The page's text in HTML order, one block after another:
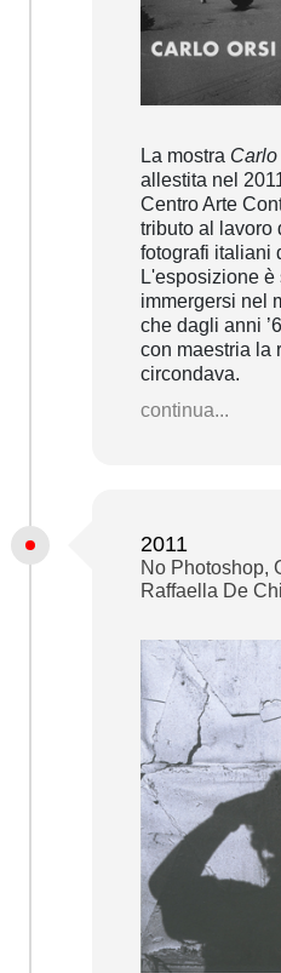
La mostra
allestita nel
Centro Arte
tributo al lavoro
fotografi italiani
L'esposizione
immergersi nel
che dagli anni
con maestria la
circondava.
continua...
2011
No Photoshop,
Raffaella De